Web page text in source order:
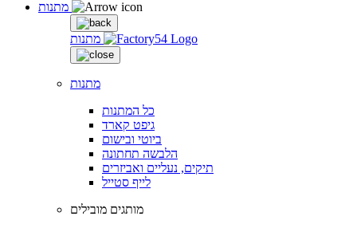
מתנות
מתנות
כל המתנות
גיפט קארד
ביוטי ובישום
הלבשה תחתונה
תיקים, נעליים ואביזרים
לייף סטייל
מותגים מובילים